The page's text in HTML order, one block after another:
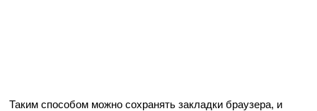
Таким способом можно сохранять закладки браузера, и